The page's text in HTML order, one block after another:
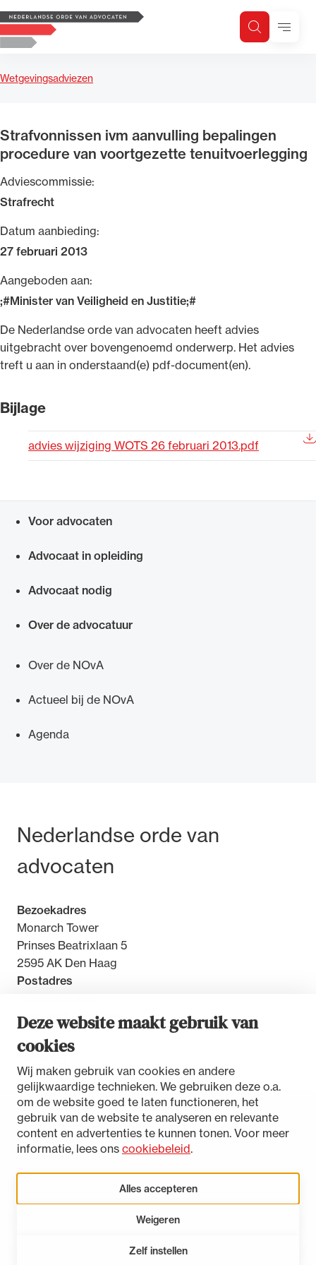
Deze website maakt gebruik van
cookies
Wij maken gebruik van cookies en andere
gelijkwaardige technieken. We gebruiken deze o.a.
om de website goed te laten functioneren, het
gebruik van de website te analyseren en relevante
content en advertenties te kunnen tonen. Voor meer
informatie, lees ons cookiebeleid.
Alles accepteren
Weigeren
Zelf instellen
Logo, to the homepage
ZoekenMenu
Wetgevingsadviezen
Strafvonnissen ivm aanvulling bepalingen
procedure van voortgezette tenuitvoerlegging
Adviescommissie:
Strafrecht
Datum aanbieding:
27 februari 2013
Aangeboden aan:
;#Minister van Veiligheid en Justitie;#
De Nederlandse orde van advocaten heeft advies
uitgebracht over bovengenoemd onderwerp. Het advies
treft u aan in onderstaand(e) pdf-document(en).
Bijlage
advies wijziging WOTS 26 februari 2013.pdf
Voor advocaten
Advocaat in opleiding
Advocaat nodig
Over de advocatuur
Over de NOvA
Actueel bij de NOvA
Agenda
Bezoek- en postadres
Nederlandse orde van
advocaten
Bezoekadres
Monarch Tower
Prinses Beatrixlaan 5
2595 AK Den Haag
Postadres
2500 GW Den Haag
Toegankelijkheidsverklaring
Disclaimer
Zoeken
Zoek op trefwoord
Uitgelicht
Van de Advocatenwet tot de Verordening op
advocatuur (Roda).
beroepsuitoefening: van de advocatenpas tot